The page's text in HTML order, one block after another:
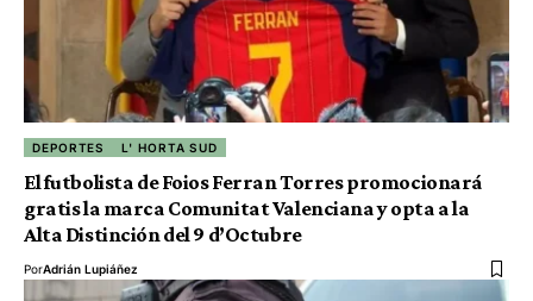
DEPORTES L' HORTA SUD
El futbolista de Foios Ferran Torres promocionará
gratis la marca Comunitat Valenciana y opta a la
Alta Distinción del 9 d’Octubre
PorAdrián Lupiáñez